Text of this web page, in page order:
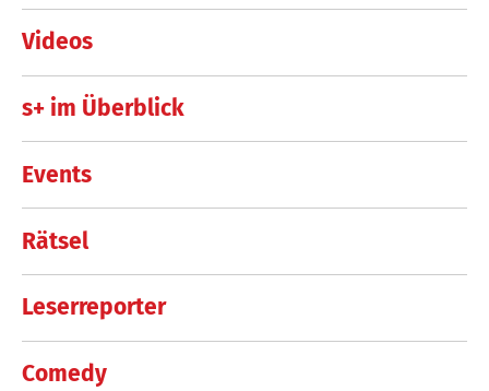
Videos
s+ im Überblick
Events
Rätsel
Leserreporter
Comedy